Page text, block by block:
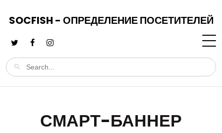
SOCFISH - ОПРЕДЕЛЕНИЕ ПОСЕТИТЕЛЕЙ
СМАРТ-БАННЕР